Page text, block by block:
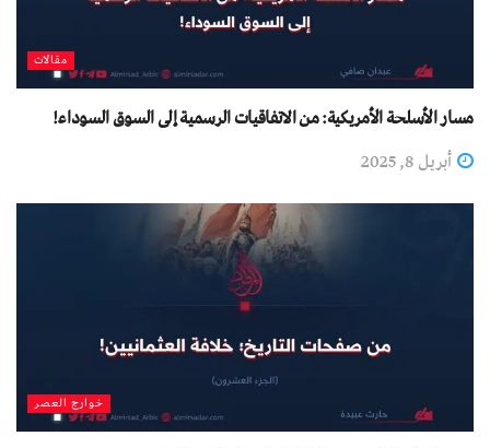
مقالات
مسار الأسلحة الأمريكية: من الاتفاقيات الرسمية إلى السوق السوداء!
أبريل 8, 2025
خوارج العصر